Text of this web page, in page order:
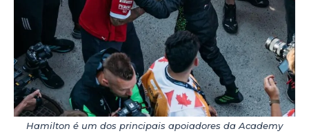
Hamilton é um dos principais apoiadores da Academy